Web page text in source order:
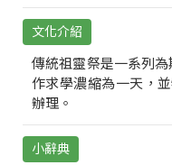
文化介紹
傳統祖靈祭是一系列
作求學濃縮為一天，
辦理。
小辭典